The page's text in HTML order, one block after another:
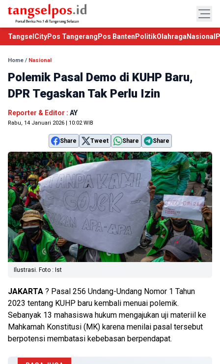
TangselCityPos Tangerang Pos Banten PolitikOlahraga Nasional
Home / Nasional
Polemik Pasal Demo di KUHP Baru,
DPR Tegaskan Tak Perlu Izin
Reporter & Editor : AY
Rabu, 14 Januari 2026 | 10:02 WIB
Share Tweet Share Share
Ilustrasi. Foto : Ist
JAKARTA ? Pasal 256 Undang-Undang Nomor 1 Tahun
2023 tentang KUHP baru kembali menuai polemik.
Sebanyak 13 mahasiswa hukum mengajukan uji materiil ke
Mahkamah Konstitusi (MK) karena menilai pasal tersebut
berpotensi membatasi kebebasan berpendapat.